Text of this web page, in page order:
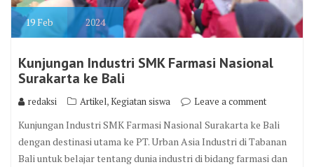
19Feb 2024
Kunjungan Industri SMK Farmasi Nasional
Surakarta ke Bali
redaksi Artikel,Kegiatan siswa Leave a comment
Kunjungan Industri SMK Farmasi Nasional Surakarta ke Bali
dengan destinasi utama ke PT. Urban Asia Industri di Tabanan
Bali untuk belajar tentang dunia industri di bidang farmasi dan